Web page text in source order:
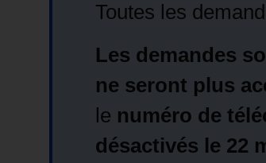
Toutes les
Les demandes
ne seront plus
le numéro de
désactivés le 22